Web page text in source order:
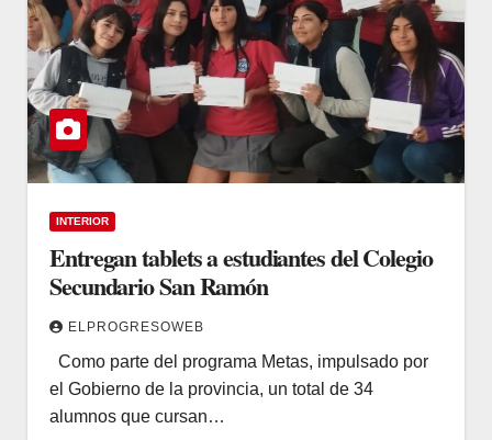
INTERIOR
Entregan tablets a estudiantes del Colegio
Secundario San Ramón
ELPROGRESOWEB
Como parte del programa Metas, impulsado por
el Gobierno de la provincia, un total de 34
alumnos que cursan…